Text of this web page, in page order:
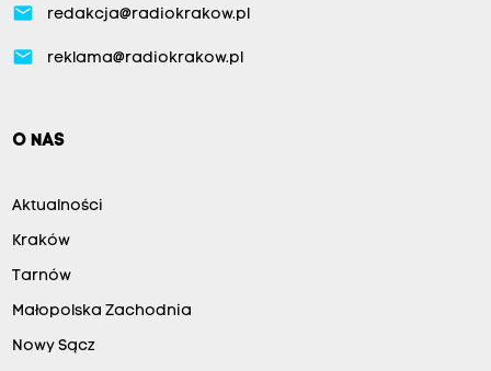
email redakcja@radiokrakow.pl
email reklama@radiokrakow.pl
O NAS
Aktualności
Kraków
Tarnów
Małopolska Zachodnia
Nowy Sącz